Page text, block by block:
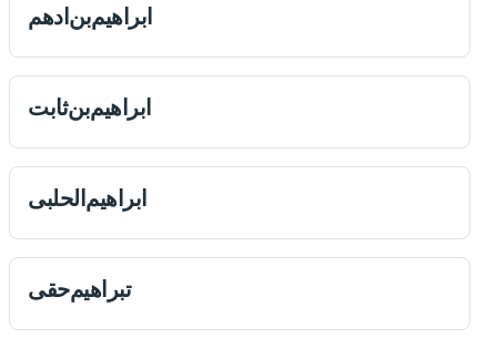
ابراهیم‌بن‌ادهم
ابراهیم‌بن‌ثابت
ابراهیم‌‌الحلبی
تبراهیم‌حقی